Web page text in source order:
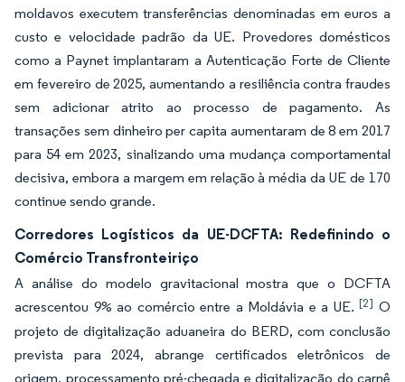
moldavos executem transferências denominadas em euros a
custo e velocidade padrão da UE. Provedores domésticos
como a Paynet implantaram a Autenticação Forte de Cliente
em fevereiro de 2025, aumentando a resiliência contra fraudes
sem adicionar atrito ao processo de pagamento. As
transações sem dinheiro per capita aumentaram de 8 em 2017
para 54 em 2023, sinalizando uma mudança comportamental
decisiva, embora a margem em relação à média da UE de 170
continue sendo grande.
Corredores Logísticos da UE-DCFTA: Redefinindo o
Comércio Transfronteiriço
A análise do modelo gravitacional mostra que o DCFTA
acrescentou 9% ao comércio entre a Moldávia e a UE.[2] O
projeto de digitalização aduaneira do BERD, com conclusão
prevista para 2024, abrange certificados eletrônicos de
origem, processamento pré-chegada e digitalização do carnê